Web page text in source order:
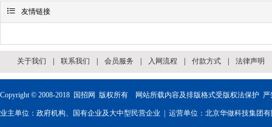
 友情链接
关于我们 联系我们 会员服务 入网流程 付款方式 法律声明
Copyright © 2008-2018 国招网 版权所有 网站所载内容及排版格式受版权法保护 严
业主单位：政府机构、国有企业及大中型民营企业 | 运营单位：北京华做科技集团